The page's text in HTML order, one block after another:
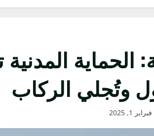
الحماية
وتُجلي الركاب
فبراير 1, 2025